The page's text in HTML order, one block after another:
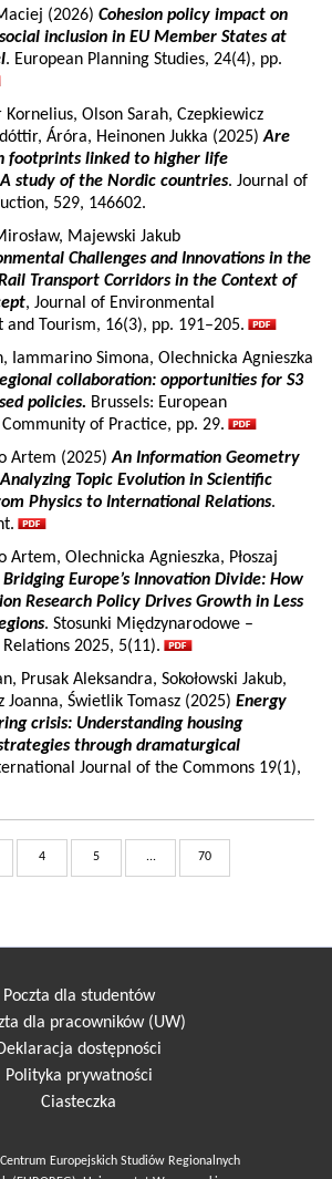
(2026) Cohesion policy impact on
inclusion in EU Member States at
. European Planning Studies, 24(4), pp.
Kornelius, Olson Sarah, Czepkiewicz
Áróra, Heinonen Jukka (2025)Are
footprints linked to higher life
study of the Nordic countries. Journal of
529, 146602.
Majewski Jakub
Challenges and Innovations in the
Transport Corridors in the Context of
, Journal of Environmental
and Tourism, 16(3), pp. 191–205.
Iammarino Simona, Olechnicka Agnieszka
collaboration: opportunities for S3
policies. Brussels: European
of Practice, pp. 29.
Artem (2025)An Information Geometry
Topic Evolution in Scientific
Physics to International Relations.
Artem, Olechnicka Agnieszka, Płoszaj
Bridging Europe’s Innovation Divide: How
Research Policy Drives Growth in Less
. Stosunki Międzynarodowe –
2025, 5(11).
Prusak Aleksandra, Sokołowski Jakub,
Joanna, Świetlik Tomasz (2025) Energy
crisis: Understanding housing
through dramaturgical
Journal of the Commons 19(1),
4 5 ... 70
Poczta dla studentów
dla pracowników (UW)
dostępności
Polityka prywatności
Ciasteczka
Europejskich Studiów Regionalnych